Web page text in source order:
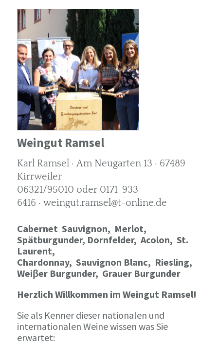
Weingut Ramsel
Karl Ramsel · Am Neugarten 13 · 67489
Kirrweiler
06321/95010 oder 0171-933
6416 · weingut.ramsel@t-online.de
Cabernet Sauvignon, Merlot,
Spätburgunder, Dornfelder, Acolon, St.
Laurent,
Chardonnay, Sauvignon Blanc, Riesling,
Weiβer Burgunder, Grauer Burgunder
Herzlich Willkommen im Weingut Ramsel!
Sie als Kenner dieser nationalen und
internationalen Weine wissen was Sie
erwartet: